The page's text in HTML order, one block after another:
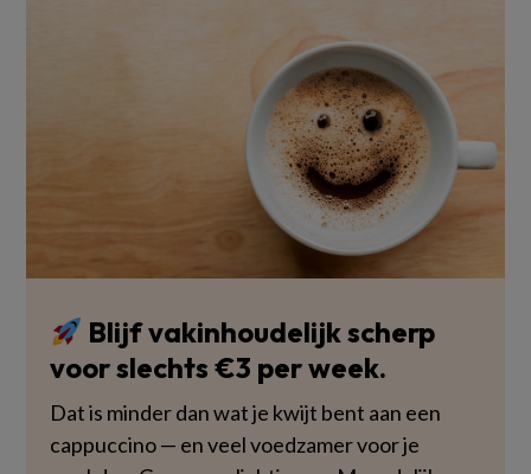
Blijf vakinhoudelijk scherp
voor slechts €3 per week.
Dat is minder dan wat je kwijt bent aan een
cappuccino — en veel voedzamer voor je